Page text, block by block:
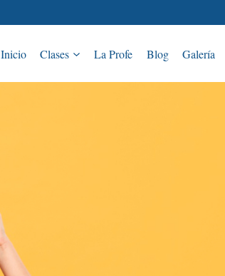
Inicio Clases La Profe Blog Galería